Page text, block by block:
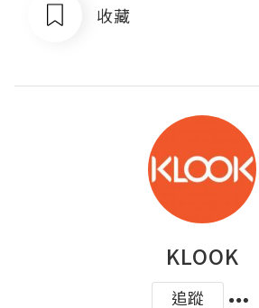
收藏
KLOOK
追蹤